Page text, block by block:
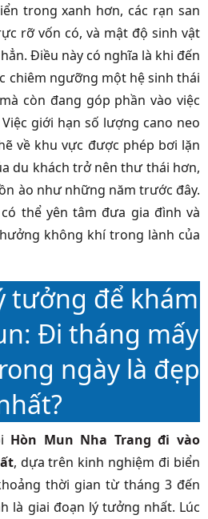
trong xanh hơn, các rạn san
rỡ vốn có, và mật độ sinh vật
Điều này có nghĩa là khi đến
chiêm ngưỡng một hệ sinh thái
còn đang góp phần vào việc
giới hạn số lượng cano neo
về khu vực được phép bơi lặn
du khách trở nên thư thái hơn,
ào như những năm trước đây.
thể yên tâm đưa gia đình và
không khí trong lành của
tưởng để khám
Đi tháng mấy
ngày là đẹp
Hòn Mun Nha Trang đi vào
, dựa trên kinh nghiệm đi biển
thời gian từ tháng 3 đến
là giai đoạn lý tưởng nhất. Lúc